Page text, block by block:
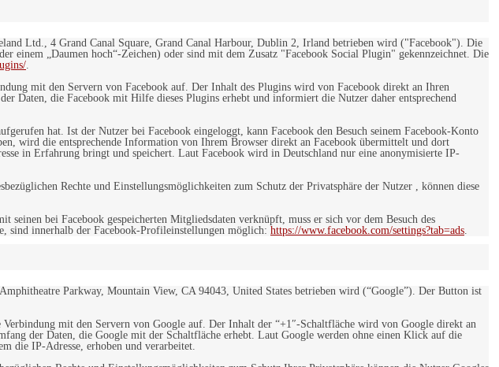
Ltd., 4 Grand Canal Square, Grand Canal Harbour, Dublin 2, Irland betrieben wird ("Facebook"). Die
„Daumen hoch“-Zeichen) oder sind mit dem Zusatz "Facebook Social Plugin" gekennzeichnet. Die
.
mit den Servern von Facebook auf. Der Inhalt des Plugins wird von Facebook direkt an Ihren
Daten, die Facebook mit Hilfe dieses Plugins erhebt und informiert die Nutzer daher entsprechend
hat. Ist der Nutzer bei Facebook eingeloggt, kann Facebook den Besuch seinem Facebook-Konto
wird die entsprechende Information von Ihrem Browser direkt an Facebook übermittelt und dort
in Erfahrung bringt und speichert. Laut Facebook wird in Deutschland nur eine anonymisierte IP-
Rechte und Einstellungsmöglichkeiten zum Schutz der Privatsphäre der Nutzer , können diese
bei Facebook gespeicherten Mitgliedsdaten verknüpft, muss er sich vor dem Besuch des
sind innerhalb der Facebook-Profileinstellungen möglich: https://www.facebook.com/settings?tab=ads.
Parkway, Mountain View, CA 94043, United States betrieben wird (“Google”). Der Button ist
mit den Servern von Google auf. Der Inhalt der “+1″-Schaltfläche wird von Google direkt an
der Daten, die Google mit der Schaltfläche erhebt. Laut Google werden ohne einen Klick auf die
die IP-Adresse, erhoben und verarbeitet.